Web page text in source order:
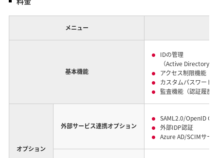
メニュー
基本機能
IDの管理
（Active Directory
アクセス制限機能
カスタムパスワード
監査機能（認証履歴
オプション
外部サービス連携オプション
SAML2.0/OpenID
外部IDP認証
Azure AD/SCIMサー